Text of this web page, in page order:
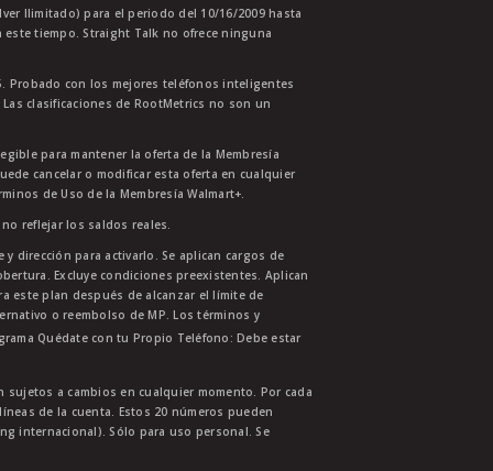
Ilimitado) para el periodo del 10/16/2009 hasta
tiempo. Straight Talk no ofrece ninguna
Probado con los mejores teléfonos inteligentes
clasificaciones de RootMetrics no son un
para mantener la oferta de la Membresía
cancelar o modificar esta oferta en cualquier
de Uso de la Membresía Walmart+.
reflejar los saldos reales.
dirección para activarlo. Se aplican cargos de
Excluye condiciones preexistentes. Aplican
este plan después de alcanzar el límite de
o reembolso de MP. Los términos y
Quédate con tu Propio Teléfono: Debe estar
a cambios en cualquier momento. Por cada
de la cuenta. Estos 20 números pueden
internacional). Sólo para uso personal. Se